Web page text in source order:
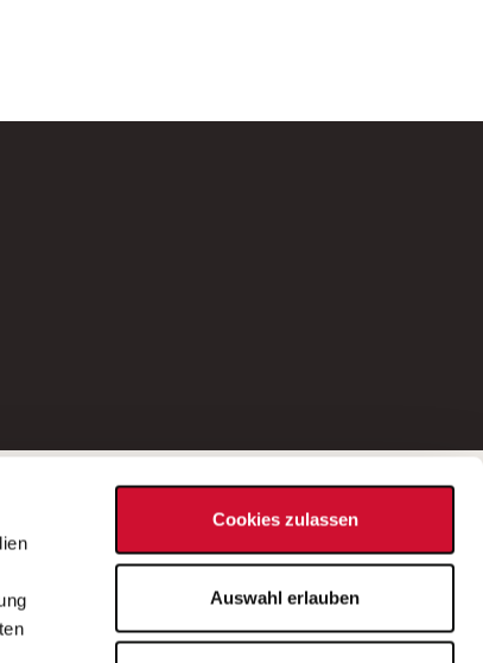
Cookies zulassen
Auswahl erlauben
Bei Fragen zu einer Stellenausschreibung
wenden Sie sich bitte an die*den in der
Stellenausschreibung genannte*n